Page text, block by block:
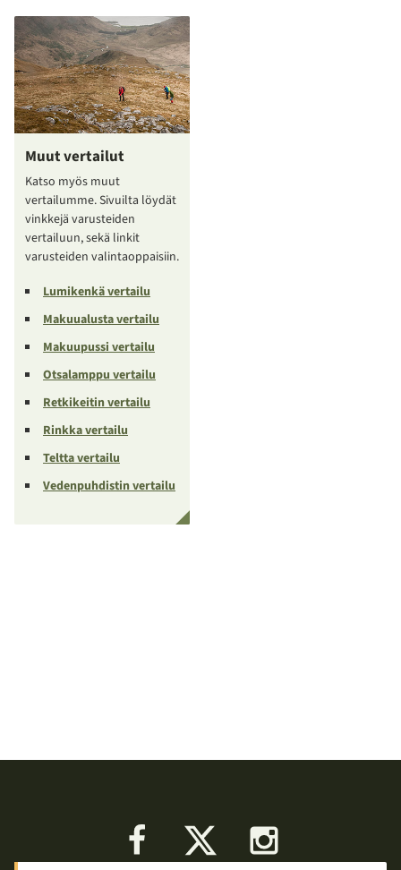
Muut vertailut
Katso myös muut
vertailumme. Sivuilta löydät
vinkkejä varusteiden
vertailuun, sekä linkit
varusteiden valintaoppaisiin.
Lumikenkä vertailu
Makuualusta vertailu
Makuupussi vertailu
Otsalamppu vertailu
Retkikeitin vertailu
Rinkka vertailu
Teltta vertailu
Vedenpuhdistin vertailu
Facebook